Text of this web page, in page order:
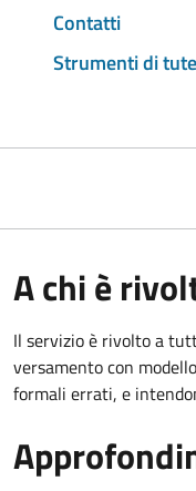
Contatti
Strumenti di
A chi è
Il servizio è rivolto a
versamento con
formali errati, e